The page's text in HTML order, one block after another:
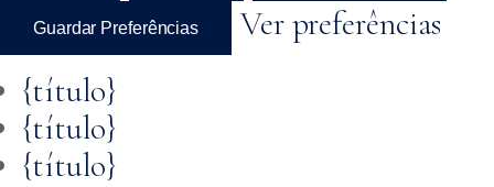
Guardar Preferências
Ver preferências
{título}
{título}
{título}